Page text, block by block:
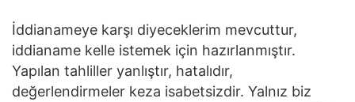
İddianameye karşı diyeceklerim mevcuttur,
iddianame kelle istemek için hazırlanmıştır.
Yapılan tahliller yanlıştır, hatalıdır,
değerlendirmeler keza isabetsizdir. Yalnız biz